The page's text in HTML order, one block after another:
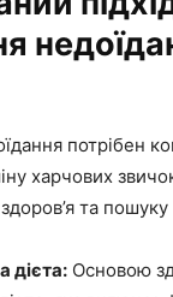
потрібен
харчових
та
дієта: Основою